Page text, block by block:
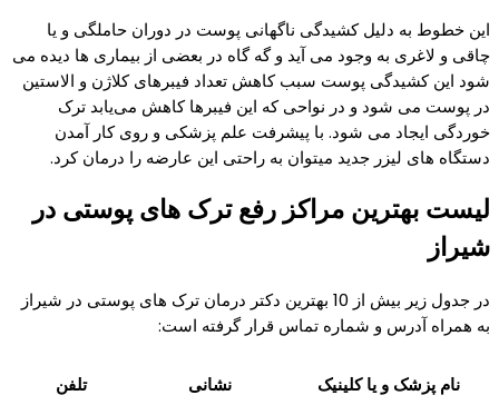
این خطوط به دلیل کشیدگی ناگهانی پوست در دوران حاملگی و یا
چاقی و لاغری به وجود می آید و گه گاه در بعضی از بیماری ها دیده می
شود این کشیدگی پوست سبب کاهش تعداد فیبرهای کلاژن و الاستین
در پوست می شود و در نواحی که این فیبرها کاهش می‌یابد ترک
خوردگی ایجاد می شود. با پیشرفت علم پزشکی و روی کار آمدن
دستگاه های لیزر جدید میتوان به راحتی این عارضه را درمان کرد.
لیست بهترین مراکز رفع ترک های پوستی در
شیراز
در جدول زیر بیش از 10 بهترین دکتر درمان ترک های پوستی در شیراز
به همراه آدرس و شماره تماس قرار گرفته است:
نام پزشک و یا کلینیک نشانی تلفن